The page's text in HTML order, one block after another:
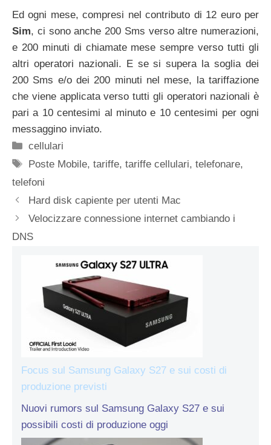
Ed ogni mese, compresi nel contributo di 12 euro per
Sim, ci sono anche 200 Sms verso altre numerazioni,
e 200 minuti di chiamate mese sempre verso tutti gli
altri operatori nazionali. E se si supera la soglia dei
200 Sms e/o dei 200 minuti nel mese, la tariffazione
che viene applicata verso tutti gli operatori nazionali è
pari a 10 centesimi al minuto e 10 centesimi per ogni
messaggino inviato.
Categorie
cellulari
Tag
Poste Mobile,tariffe,tariffe cellulari,telefonare,
telefoni
Hard disk capiente per utenti Mac
Velocizzare connessione internet cambiando i
DNS
Focus sul Samsung Galaxy S27 e sui costi di
produzione previsti
Nuovi rumors sul Samsung Galaxy S27 e sui
possibili costi di produzione oggi